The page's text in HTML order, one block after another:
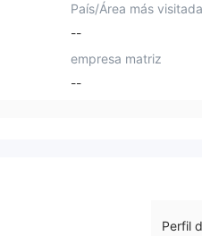
País/Área más visitada
--
empresa matriz
--
Perfil